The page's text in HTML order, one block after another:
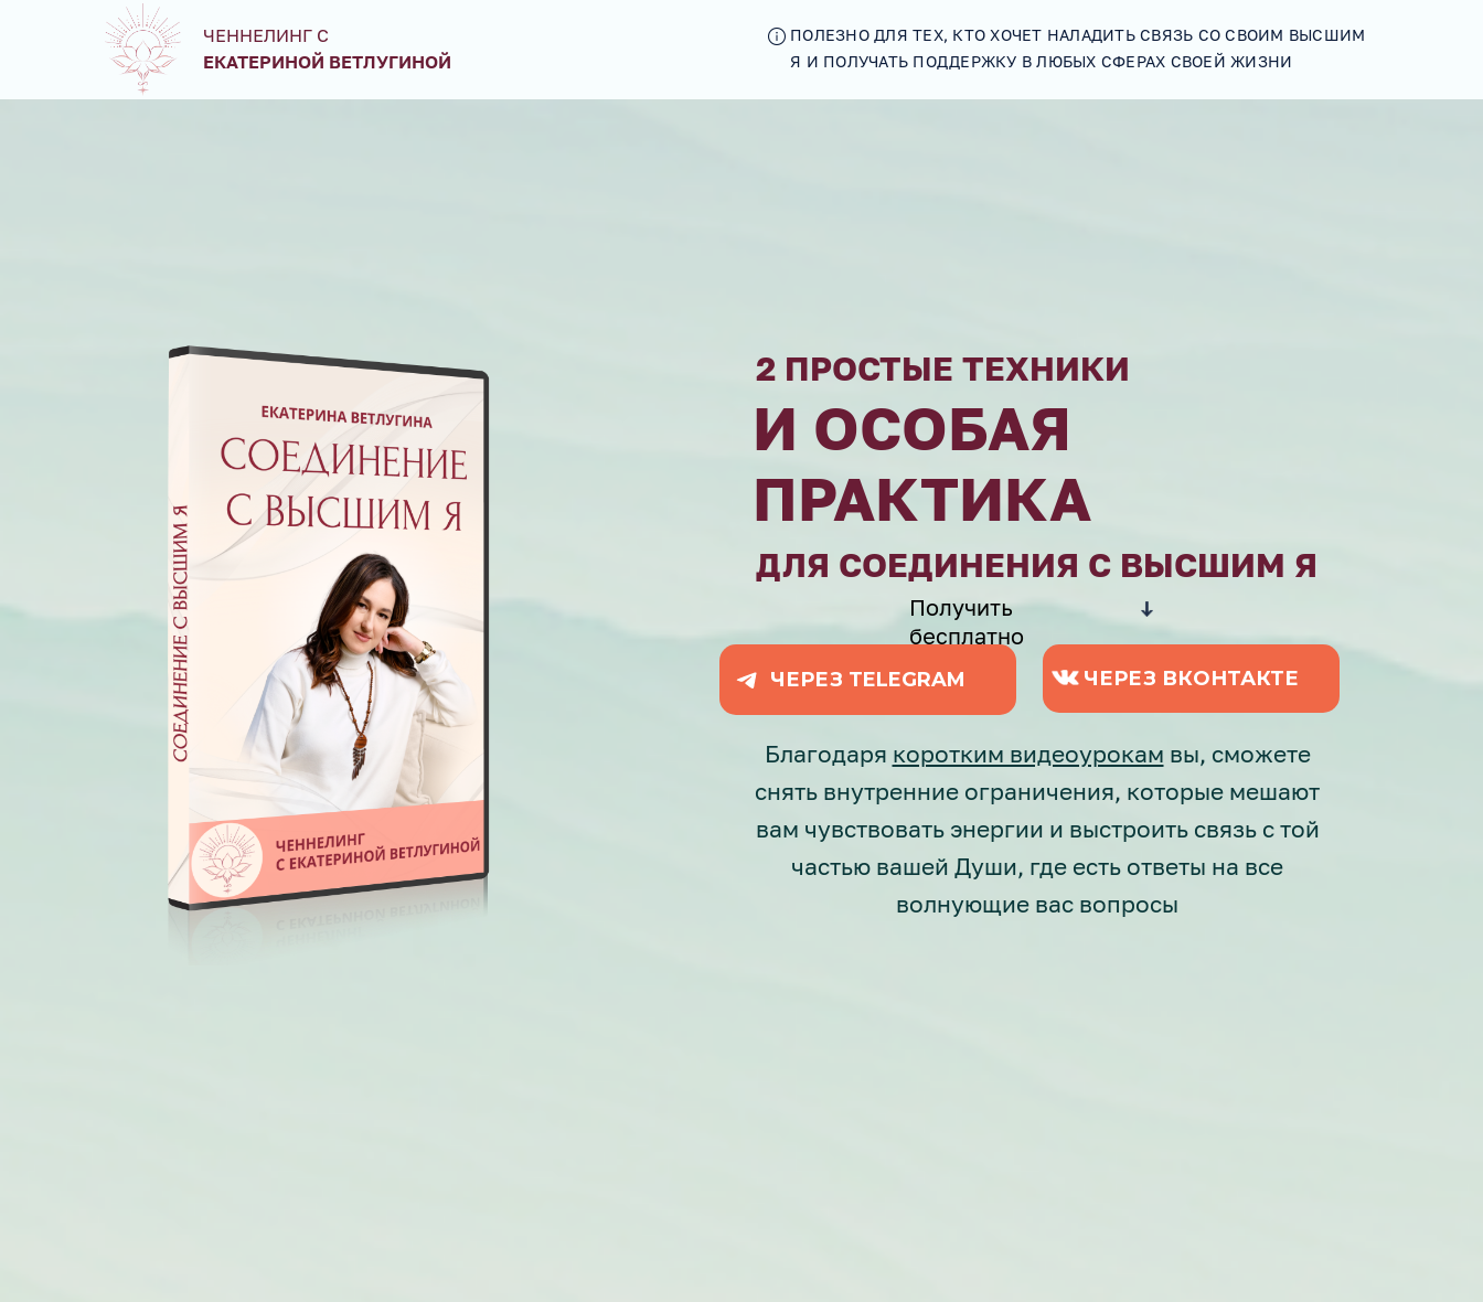
ЧЕННЕЛИНГ С
ЕКАТЕРИНОЙ ВЕТЛУГИНОЙ
ПОЛЕЗНО ДЛЯ ТЕХ, КТО ХОЧЕТ НАЛАДИТЬ СВЯЗЬ СО СВОИМ ВЫСШИМ
Я И ПОЛУЧАТЬ ПОДДЕРЖКУ В ЛЮБЫХ СФЕРАХ СВОЕЙ ЖИЗНИ
ЧЕРЕЗ TELEGRAM
И ОСОБАЯ
ПРАКТИКА
ДЛЯ СОЕДИНЕНИЯ С ВЫСШИМ Я
Благодаря коротким видеоурокам вы, сможете
снять внутренние ограничения, которые мешают
вам чувствовать энергии и выстроить связь с той
частью вашей Души, где есть ответы на все
волнующие вас вопросы
2 ПРОСТЫЕ ТЕХНИКИ
Получить
бесплатно
ЧЕРЕЗ ВКОНТАКТЕ